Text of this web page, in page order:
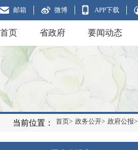
邮箱 微博 APP下载
首页 省政府 要闻动态
当前位置： 首页> 政务公开> 政府公报>